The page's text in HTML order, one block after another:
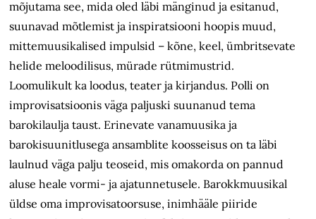
mõjutama see, mida oled läbi mänginud ja esitanud,
suunavad mõtlemist ja inspiratsiooni hoopis muud,
mittemuusikalised impulsid – kõne, keel, ümbritsevate
helide meloodilisus, mürade rütmimustrid.
Loomulikult ka loodus, teater ja kirjandus. Polli on
improvisatsioonis väga paljuski suunanud tema
barokilaulja taust. Erinevate vanamuusika ja
barokisuunitlusega ansamblite koosseisus on ta läbi
laulnud väga palju teoseid, mis omakorda on pannud
aluse heale vormi- ja ajatunnetusele. Barokkmuusikal
üldse oma improvisatoorsuse, inimhääle piiride